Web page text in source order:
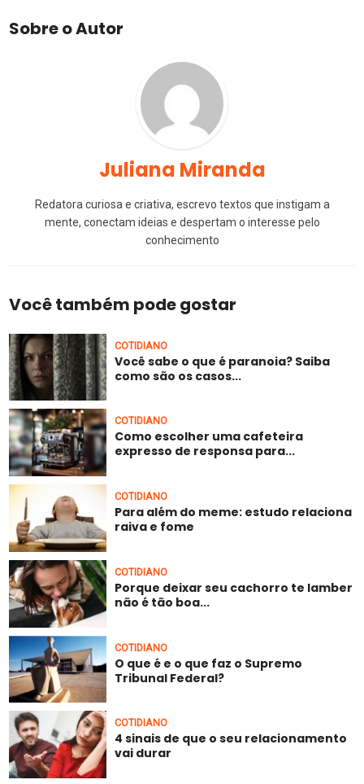
Sobre o Autor
Juliana Miranda
Redatora curiosa e criativa, escrevo textos que instigam a
mente, conectam ideias e despertam o interesse pelo
conhecimento
Você também pode gostar
COTIDIANO
Você sabe o que é paranoia? Saiba
como são os casos...
COTIDIANO
Como escolher uma cafeteira
expresso de responsa para...
COTIDIANO
Para além do meme: estudo relaciona
raiva e fome
COTIDIANO
Porque deixar seu cachorro te lamber
não é tão boa...
COTIDIANO
O que é e o que faz o Supremo
Tribunal Federal?
COTIDIANO
4 sinais de que o seu relacionamento
vai durar